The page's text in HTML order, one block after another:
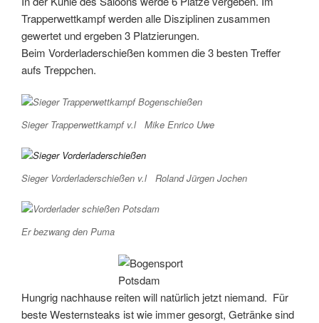
Trapperwettkampf werden alle Disziplinen zusammen
gewertet und ergeben 3 Platzierungen.
Beim Vorderladerschießen kommen die 3 besten Treffer
aufs Treppchen.
Sieger Trapperwettkampf v.l Mike Enrico Uwe
Sieger Vorderladerschießen v.l Roland Jürgen Jochen
Er bezwang den Puma
Hungrig nachhause reiten will natürlich jetzt niemand. Für
beste Westernsteaks ist wie immer gesorgt, Getränke sind